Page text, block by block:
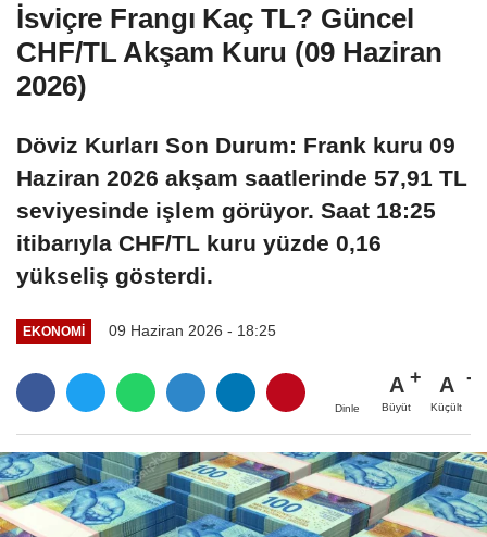
İsviçre Frangı Kaç TL? Güncel
CHF/TL Akşam Kuru (09 Haziran
2026)
Döviz Kurları Son Durum: Frank kuru 09
Haziran 2026 akşam saatlerinde 57,91 TL
seviyesinde işlem görüyor. Saat 18:25
itibarıyla CHF/TL kuru yüzde 0,16
yükseliş gösterdi.
EKONOMI 09 Haziran 2026 - 18:25
Dinle
A
Büyüt
A
Küçült